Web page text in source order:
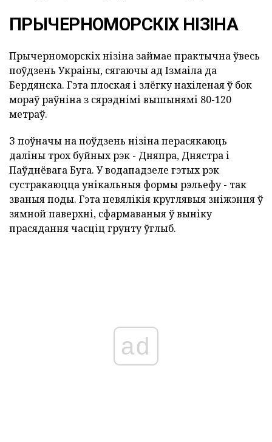
ПРЫЧЕРНОМОРСКІХ НІЗІНА
Прычерноморскіх нізіна займае практычна ўвесь
поўдзень Украіны, сягаючы ад Ізмаіла да
Бердянска. Гэта плоская і злёгку нахіленая ў бок
мораў раўніна з сярэднімі вышынямі 80-120
метраў.
З поўначы на поўдзень нізіна перасякаюць
даліны трох буйных рэк - Дняпра, Днястра і
Паўднёвага Буга. У водападзеле гэтых рэк
сустракаюцца унікальныя формы рэльефу - так
званыя поды. Гэта невялікія круглявыя зніжэння ў
зямной паверхні, сфармаваныя ў выніку
прасядання часціц грунту ўглыб.
ad